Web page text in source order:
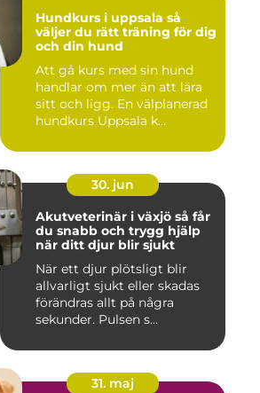
Hundkurs i uppsala så
väljer du rätt träning för dig
och din hund
Att gå kurs med sin hund
handlar om mer än att lära
sitt och ligg. En välplanerad
hundkurs Uppsala k...
30. jun
Akutveterinär i växjö så får
du snabb och trygg hjälp
när ditt djur blir sjukt
När ett djur plötsligt blir
allvarligt sjukt eller skadas
förändras allt på några
sekunder. Pulsen s...
31. maj